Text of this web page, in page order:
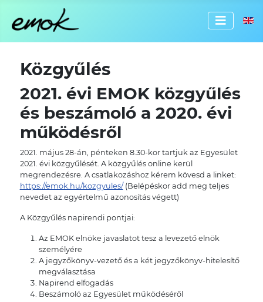
Közgyűlés
2021. évi EMOK közgyűlés
és beszámoló a 2020. évi
működésről
2021. május 28-án, pénteken 8.30-kor tartjuk az Egyesület
2021. évi közgyűlését. A közgyűlés online kerül
megrendezésre. A csatlakozáshoz kérem kövesd a linket:
https://emok.hu/kozgyules/(Belépéskor add meg teljes
nevedet az egyértelmű azonosítás végett)
A Közgyűlés napirendi pontjai:
Az EMOK elnöke javaslatot tesz a levezető elnök
személyére
A jegyzőkönyv-vezető és a két jegyzőkönyv-hitelesítő
megválasztása
Napirend elfogadás
Beszámoló az Egyesület működéséről